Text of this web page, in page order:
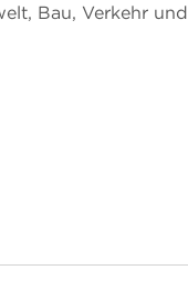
Bau, Verkehr und